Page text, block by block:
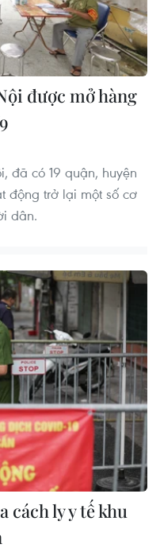
được mở hàng
đã có 19 quận, huyện
động trở lại một số cơ
dân.
cách ly y tế khu